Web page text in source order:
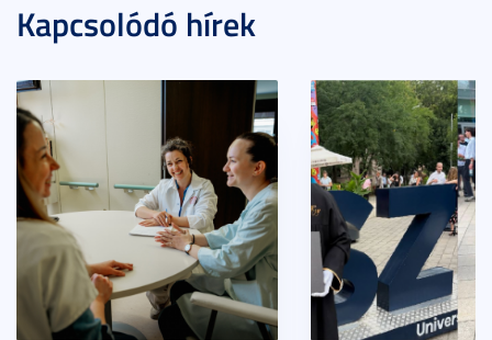
Kapcsolódó hírek